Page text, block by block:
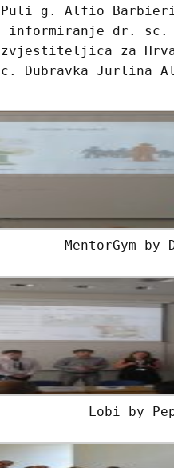
g. Alfio
dr. sc.
izvjestiteljica za
Dubravka Jurlina
MentorGym by
Lobi by